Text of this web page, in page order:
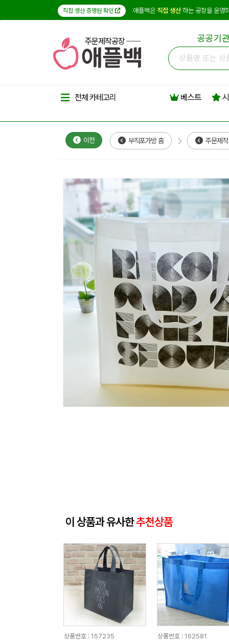
직접 생산 증명원 확인 애플백은 직접 생산하는 공장을 운영
주문제작공장 공공기
전체 카테고리 베스트
이전 부직포가방 홈 주문제
이 상품과 유사한추천상품
상품번호 : 157235
상품번호 : 162581